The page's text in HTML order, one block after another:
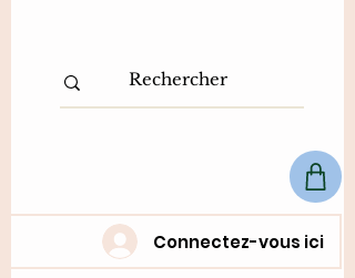
Connectez-vous ici